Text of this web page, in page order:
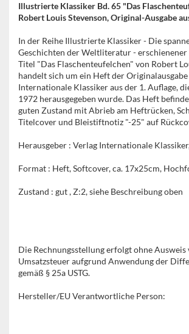
Illustrierte Klassiker Bd. 65 "Das
Robert Louis Stevenson, Original-Ausgabe
In der Reihe Illustrierte Klassiker - Die
Geschichten der Weltliteratur - erschienener
Titel "Das Flaschenteufelchen" von Robert
handelt sich um ein Heft der Originalausgabe
Internationale Klassiker aus der 1. Auflage,
1972 herausgegeben wurde. Das Heft
guten Zustand mit Abrieb am Heftrücken,
Titelcover und Bleistiftnotiz "-25" auf
Herausgeber : Verlag Internationale
Format : Heft, Softcover, ca. 17x25cm,
Zustand : gut , Z:2, siehe Beschreibung oben
Die Rechnungsstellung erfolgt ohne Ausweis
Umsatzsteuer aufgrund Anwendung der
gemäß § 25a USTG.
Hersteller/EU Verantwortliche Person: